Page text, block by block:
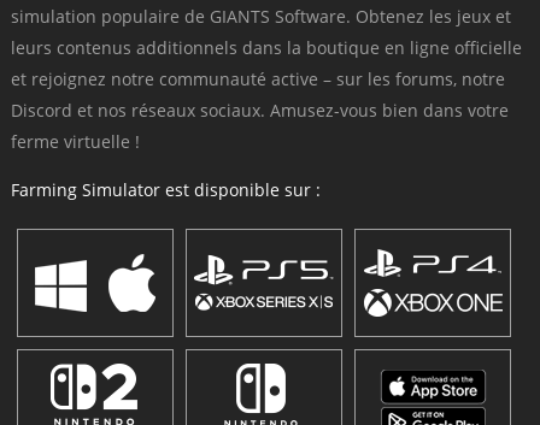
simulation populaire de GIANTS Software. Obtenez les jeux et
leurs contenus additionnels dans la boutique en ligne officielle
et rejoignez notre communauté active – sur les forums, notre
Discord et nos réseaux sociaux. Amusez-vous bien dans votre
ferme virtuelle !
Farming Simulator est disponible sur :